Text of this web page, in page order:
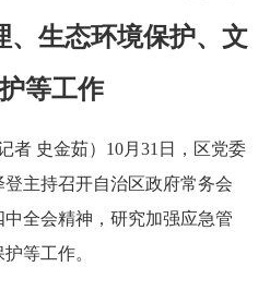
、生态环境保护、文
等工作
者 史金茹）10月31日，区党委
主持召开自治区政府常务会
全会精神，研究加强应急管
等工作。